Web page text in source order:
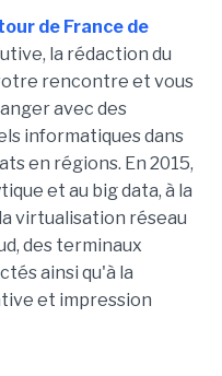
de France de
la rédaction du
rencontre et vous
avec des
informatiques dans
en régions. En 2015,
et au big data, à la
virtualisation réseau
des terminaux
ainsi qu'à la
et impression